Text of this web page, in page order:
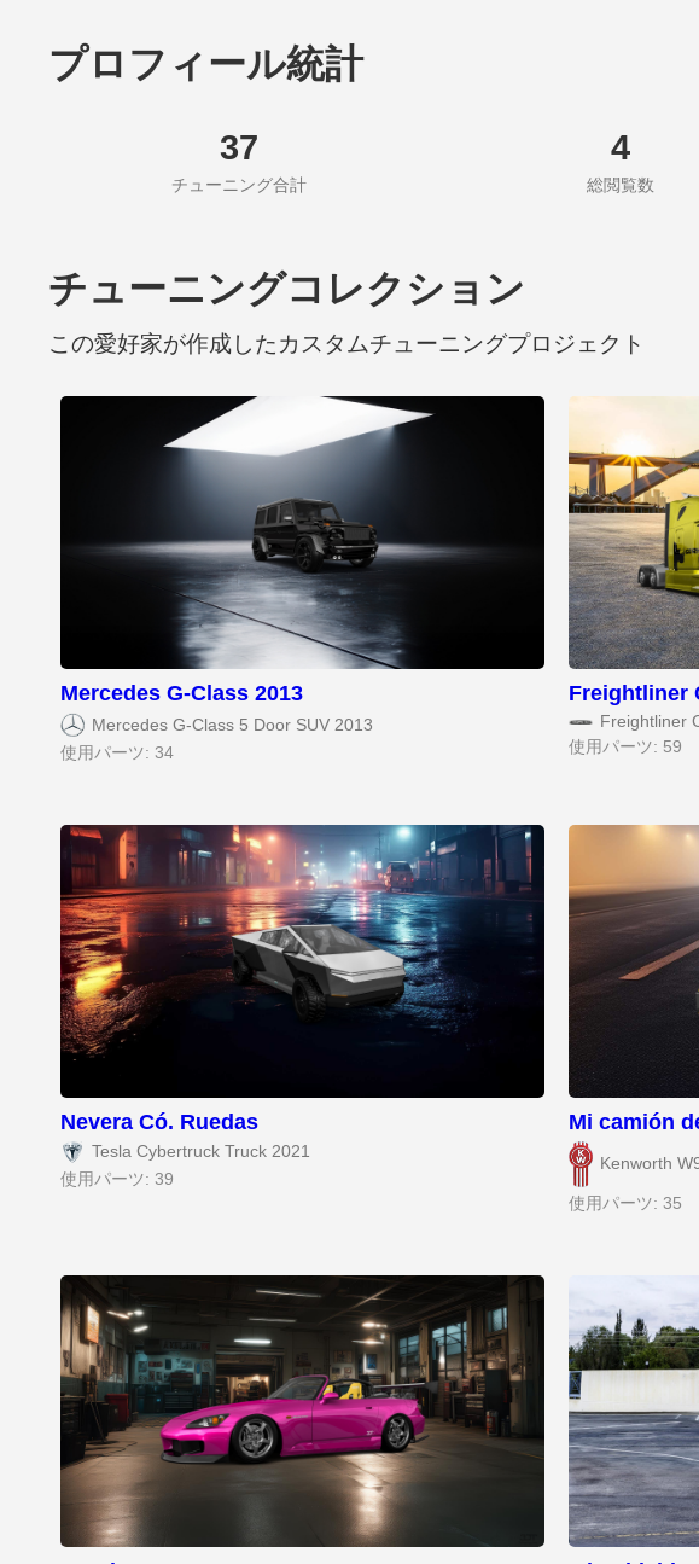
プロフィール統計
37
チューニング合計
4
総閲覧数
チューニングコレクション
この愛好家が作成したカスタムチューニングプロジェクト
Mercedes G-Class 2013
Mercedes G-Class 5 Door SUV 2013
使用パーツ: 34
Freightliner
Freightliner
使用パーツ: 59
Nevera Có. Ruedas
Tesla Cybertruck Truck 2021
使用パーツ: 39
Mi camión
Kenworth
使用パーツ: 35